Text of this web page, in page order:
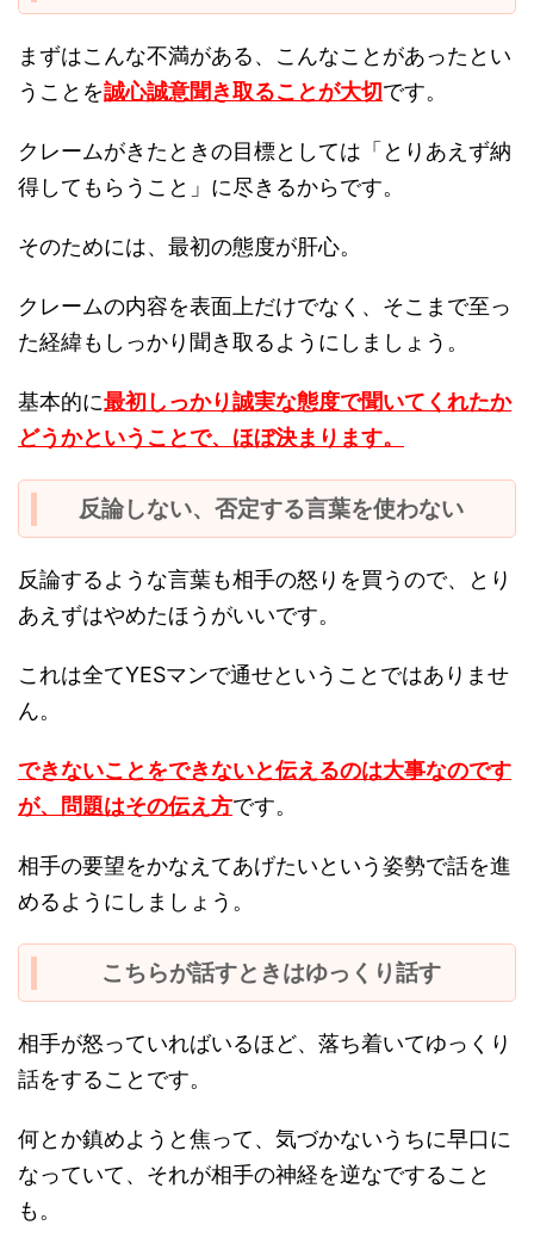
まずはこんな不満がある、こんなことがあったとい
うことを誠心誠意聞き取ることが大切です。
クレームがきたときの目標としては「とりあえず納
得してもらうこと」に尽きるからです。
そのためには、最初の態度が肝心。
クレームの内容を表面上だけでなく、そこまで至っ
た経緯もしっかり聞き取るようにしましょう。
基本的に最初しっかり誠実な態度で聞いてくれたか
どうかということで、ほぼ決まります。
反論しない、否定する言葉を使わない
反論するような言葉も相手の怒りを買うので、とり
あえずはやめたほうがいいです。
これは全てYESマンで通せということではありませ
ん。
できないことをできないと伝えるのは大事なのです
が、問題はその伝え方です。
相手の要望をかなえてあげたいという姿勢で話を進
めるようにしましょう。
こちらが話すときはゆっくり話す
相手が怒っていればいるほど、落ち着いてゆっくり
話をすることです。
何とか鎮めようと焦って、気づかないうちに早口に
なっていて、それが相手の神経を逆なですること
も。